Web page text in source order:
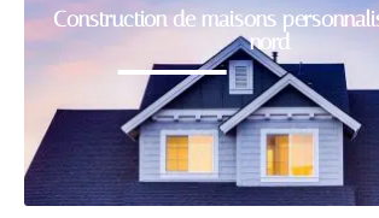
Construction de maisons
nord